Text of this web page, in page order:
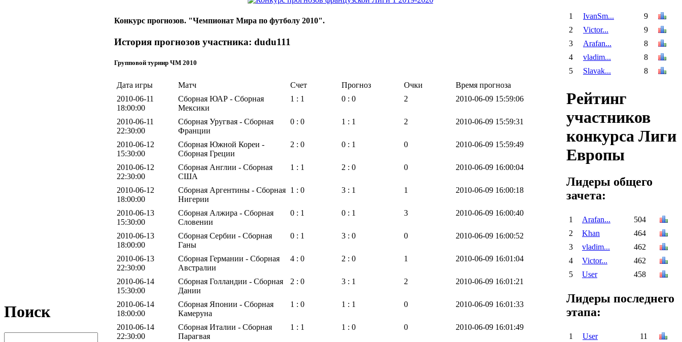
Поиск
Конкурс прогнозов. "Чемпионат Мира по футболу 2010".
История прогнозов участника: dudu111
Групповой турнир ЧМ 2010
Дата игры Матч Счет Прогноз Очки
Время прогноза
2010-06-11
18:00:00
Сборная ЮАР - Сборная
Мексики
1 : 1 0 : 0 2 2010-06-09 15:59:06
2010-06-11
22:30:00
Сборная Уругвая - Сборная
Франции
0 : 0 1 : 1 2 2010-06-09 15:59:31
2010-06-12
15:30:00
Сборная Южной Кореи -
Сборная Греции
2 : 0 0 : 1 0 2010-06-09 15:59:49
2010-06-12
22:30:00
Сборная Англии - Сборная
США
1 : 1 2 : 0 0 2010-06-09 16:00:04
2010-06-12
18:00:00
Сборная Аргентины - Сборная
Нигерии
1 : 0 3 : 1 1 2010-06-09 16:00:18
2010-06-13
15:30:00
Сборная Алжира - Сборная
Словении
0 : 1 0 : 1 3 2010-06-09 16:00:40
2010-06-13
18:00:00
Сборная Сербии - Сборная
Ганы
0 : 1 3 : 0 0 2010-06-09 16:00:52
2010-06-13
22:30:00
Сборная Германии - Сборная
Австралии
4 : 0 2 : 0 1 2010-06-09 16:01:04
2010-06-14
15:30:00
Сборная Голландии - Сборная
Дании
2 : 0 3 : 1 2 2010-06-09 16:01:21
2010-06-14
18:00:00
Сборная Японии - Сборная
Камеруна
1 : 0 1 : 1 0 2010-06-09 16:01:33
2010-06-14
22:30:00
Сборная Италии - Сборная
Парагвая
1 : 1 1 : 0 0 2010-06-09 16:01:49
1 IvanSm...
9
2
Victor...
9
3
Arafan...
8
4
vladim...
8
5
Slavak... 8
Рейтинг
участников
конкурса Лиги
Европы
Лидеры общего
зачета:
1 Arafan...
504
2
Khan
464
3
vladim...
462
4
Victor...
462
5
User 458
Лидеры последнего
этапа:
1 User
11